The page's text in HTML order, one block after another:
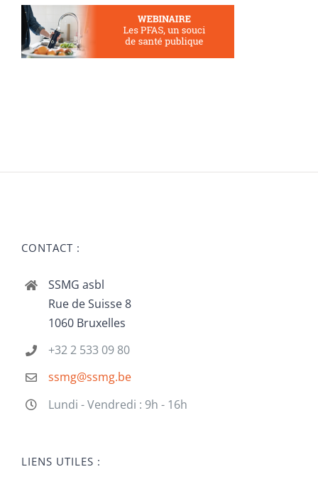
CONTACT :
SSMG asbl
Rue de Suisse 8
1060 Bruxelles
+32 2 533 09 80
ssmg@ssmg.be
Lundi - Vendredi : 9h - 16h
LIENS UTILES :